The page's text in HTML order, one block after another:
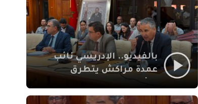
بالفيديو.. الإدريسي نائب
عمدة مراكش يتطرق
الاجتماعي في نقل